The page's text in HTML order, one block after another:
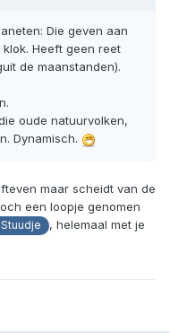
Die geven aan
Heeft geen reet
de maanstanden).
oude natuurvolken,
Dynamisch.
maar scheidt van de
een loopje genomen
, helemaal met je